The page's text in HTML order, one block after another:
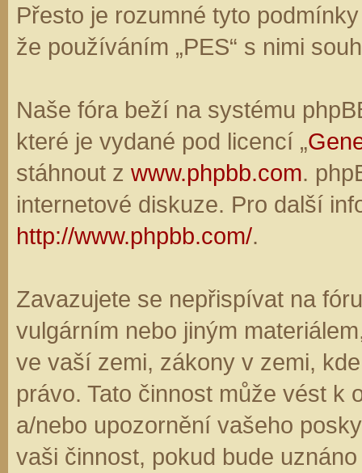
Přesto je rozumné tyto
že používáním „PES“ s nimi
Naše fóra beží na systému
které je vydané pod licencí „
stáhnout z www.phpbb.com.
internetové diskuze. Pro další
http://www.phpbb.com/.
Zavazujete se nepřispívat na
vulgárním nebo jiným
ve vaší zemi, zákony v zemi,
právo. Tato činnost může vést k
a/nebo upozornění vašeho
vaši činnost, pokud bude